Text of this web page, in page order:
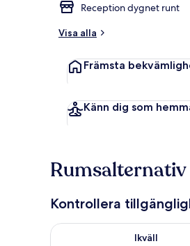
Reception dygnet runt
Visa alla
Främsta
Känn dig som
Rumsalternativ
Kontrollera
Ikväll
Kontrollera tillgängligheten